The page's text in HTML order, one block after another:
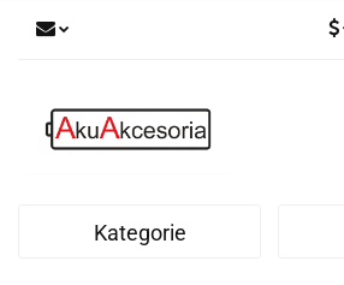
Kategorie